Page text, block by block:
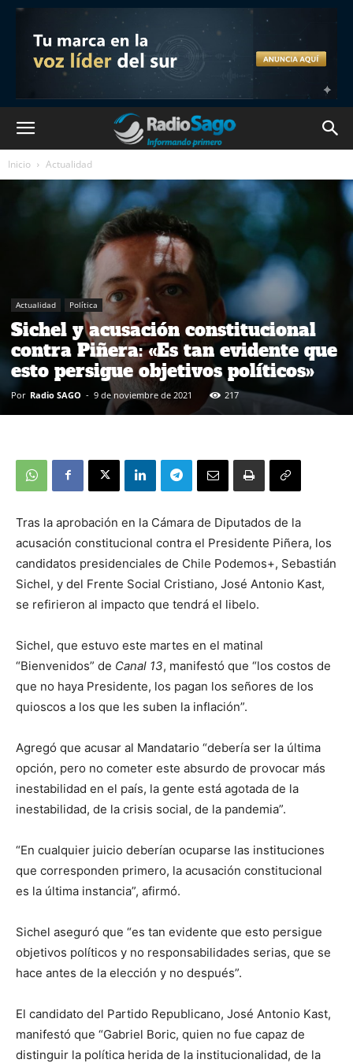
Inicio Actualidad
Actualidad Política
Sichel y acusación constitucional
contra Piñera: «Es tan evidente que
esto persigue objetivos políticos»
Por Radio SAGO - 9 de noviembre de 2021 217
Tras la aprobación en la Cámara de Diputados de la
acusación constitucional contra el Presidente Piñera, los
candidatos presidenciales de Chile Podemos+, Sebastián
Sichel, y del Frente Social Cristiano, José Antonio Kast,
se refirieron al impacto que tendrá el libelo.
Sichel, que estuvo este martes en el matinal
“Bienvenidos” de Canal 13, manifestó que “los costos de
que no haya Presidente, los pagan los señores de los
quioscos a los que les suben la inflación”.
Agregó que acusar al Mandatario “debería ser la última
opción, pero no cometer este absurdo de provocar más
inestabilidad en el país, la gente está agotada de la
inestabilidad, de la crisis social, de la pandemia”.
“En cualquier juicio deberían ocuparse las instituciones
que corresponden primero, la acusación constitucional
es la última instancia”, afirmó.
Sichel aseguró que “es tan evidente que esto persigue
objetivos políticos y no responsabilidades serias, que se
hace antes de la elección y no después”.
El candidato del Partido Republicano, José Antonio Kast,
manifestó que “Gabriel Boric, quien no fue capaz de
distinguir la política herida de la institucionalidad, de la